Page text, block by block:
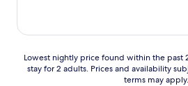
c
t
Lowest
nightly
Lowest nightly price found within the past
stay for 2 adults. Prices and availability
terms may apply.